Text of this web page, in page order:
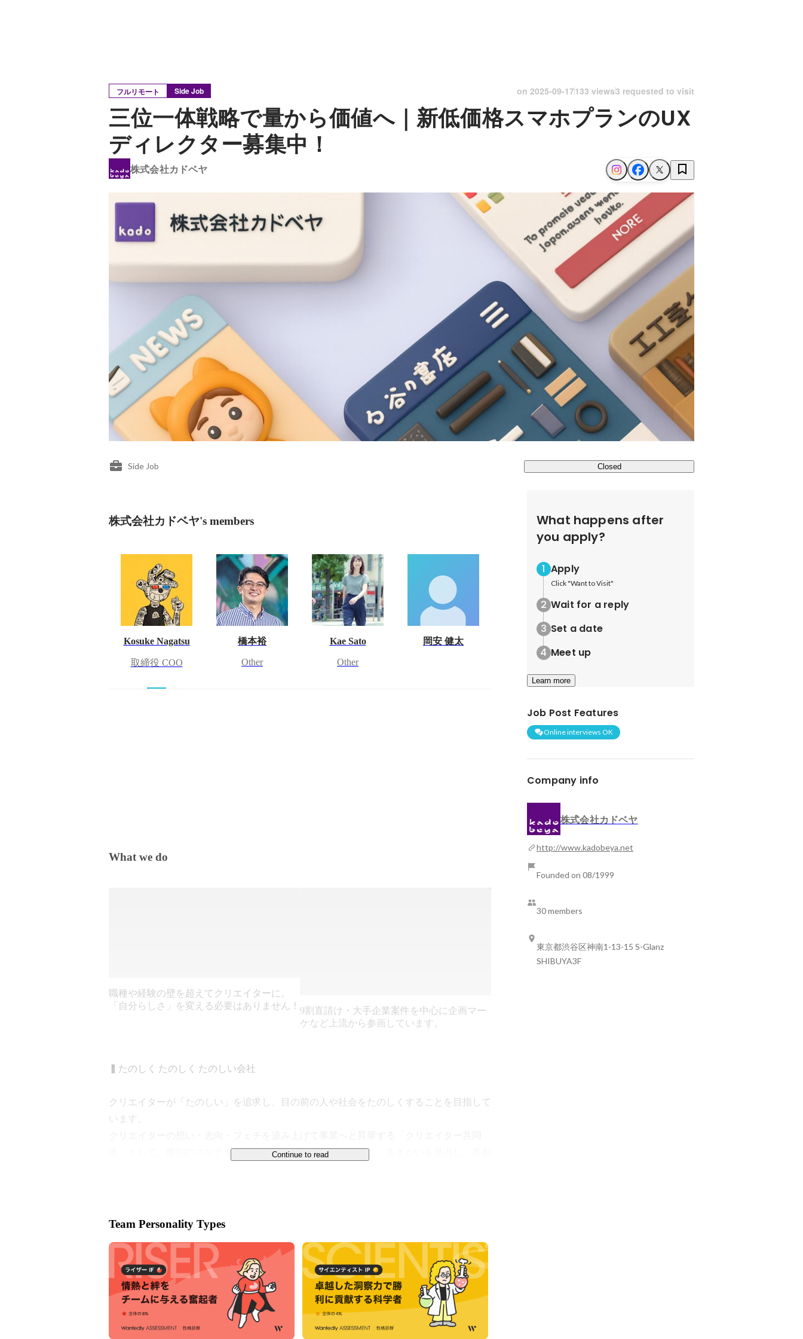
フルリモート Side Job on 2025-09-17133 views3 requested to visit
三位一体戦略で量から価値へ｜新低価格スマホプランのUX
ディレクター募集中！
株式会社カドベヤ
Side Job Closed
株式会社カドベヤ's members
Kosuke Nagatsu
取締役 COO
橋本裕
Other
Kae Sato
Other
岡安 健太
What we do
職種や経験の壁を超えてクリエイターに。
「自分らしさ」を変える必要はありません！ 9割直請け・大手企業案件を中心に企画マー
ケなど上流から参画しています。
▍たのしく たのしく たのしい会社
クリエイターが「たのしい」を追求し、目の前の人や社会をたのしくすることを目指して
います。
体」として、個別のコンテキストをもつクリエイターと一緒に、生きがいを見出し、共創
liao-202412
■カドベヤマガジン：https://note.com/kadobeya2002/m/mb375125165eb
カドベヤの裏側やメンバーの声などがもりだくさんです！
■クリエイティブ部
9割直請け・大手企業案件を中心に、通信会社・人材・フィンテック・トラベル・エンタ
メなど、 幅広いWebやアプリ制作に上流から参画。また、社会の課題解決に取り組む
Continue to read
Team Personality Types
What happens after
you apply?
Apply
Click "Want to Visit"
Wait for a reply
Set a date
Meet up
Learn more
Job Post Features
Online interviews OK
Company info
株式会社カドベヤ
http://www.kadobeya.net
Founded on 08/1999
30 members
東京都渋谷区神南1-13-15 S-Glanz
SHIBUYA3F